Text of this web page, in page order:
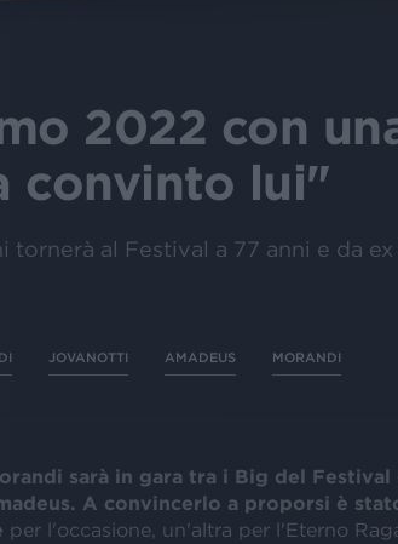
2022 con
convinto lui"
tornerà al Festival a 77 anni e da
JOVANOTTI AMADEUS MORANDI
sarà in gara tra i Big del Festival
A convincerlo a proporsi è
per l'occasione, un'altra per l'Eterno